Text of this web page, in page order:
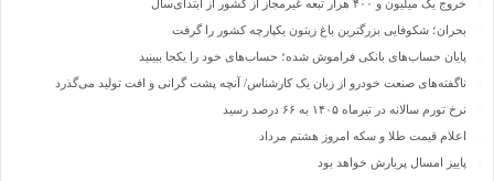
خروج یک میلیون و ۴۰۰ هزار تبعه غیرمجاز از کشور از ابتدای‌سال
بحران؛ شکوفایی بزرگترین باغ زیتون یکپارچه کشور را گرفت
پایان حساب‌های بانکی فراموش شده؛ حساب‌های خود را یکجا ببینید
ناگفته‌های صنعت خودرو از زبان یک کارشناس/ آنچه پشت گرانی و افت تولید می‌گذرد
نرخ تورم سالانه در تیرماه ۱۴۰۵ به ۶۶ درصد رسید
اعلام قیمت طلا و سکه امروز هشتم مرداد
پاییز امسال پربارش خواهد بود